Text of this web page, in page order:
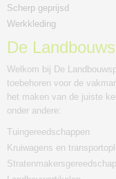
Scherp geprijsd
Werkkleding
De
Welkom bij De
toebehoren voor de
het maken van de juiste
onder andere:
Tuingereedschappen
Kruiwagens en